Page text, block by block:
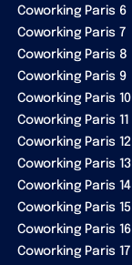
Coworking Paris 6
Coworking Paris 7
Coworking Paris 8
Coworking Paris 9
Coworking Paris 10
Coworking Paris 11
Coworking Paris 12
Coworking Paris 13
Coworking Paris 14
Coworking Paris 15
Coworking Paris 16
Coworking Paris 17